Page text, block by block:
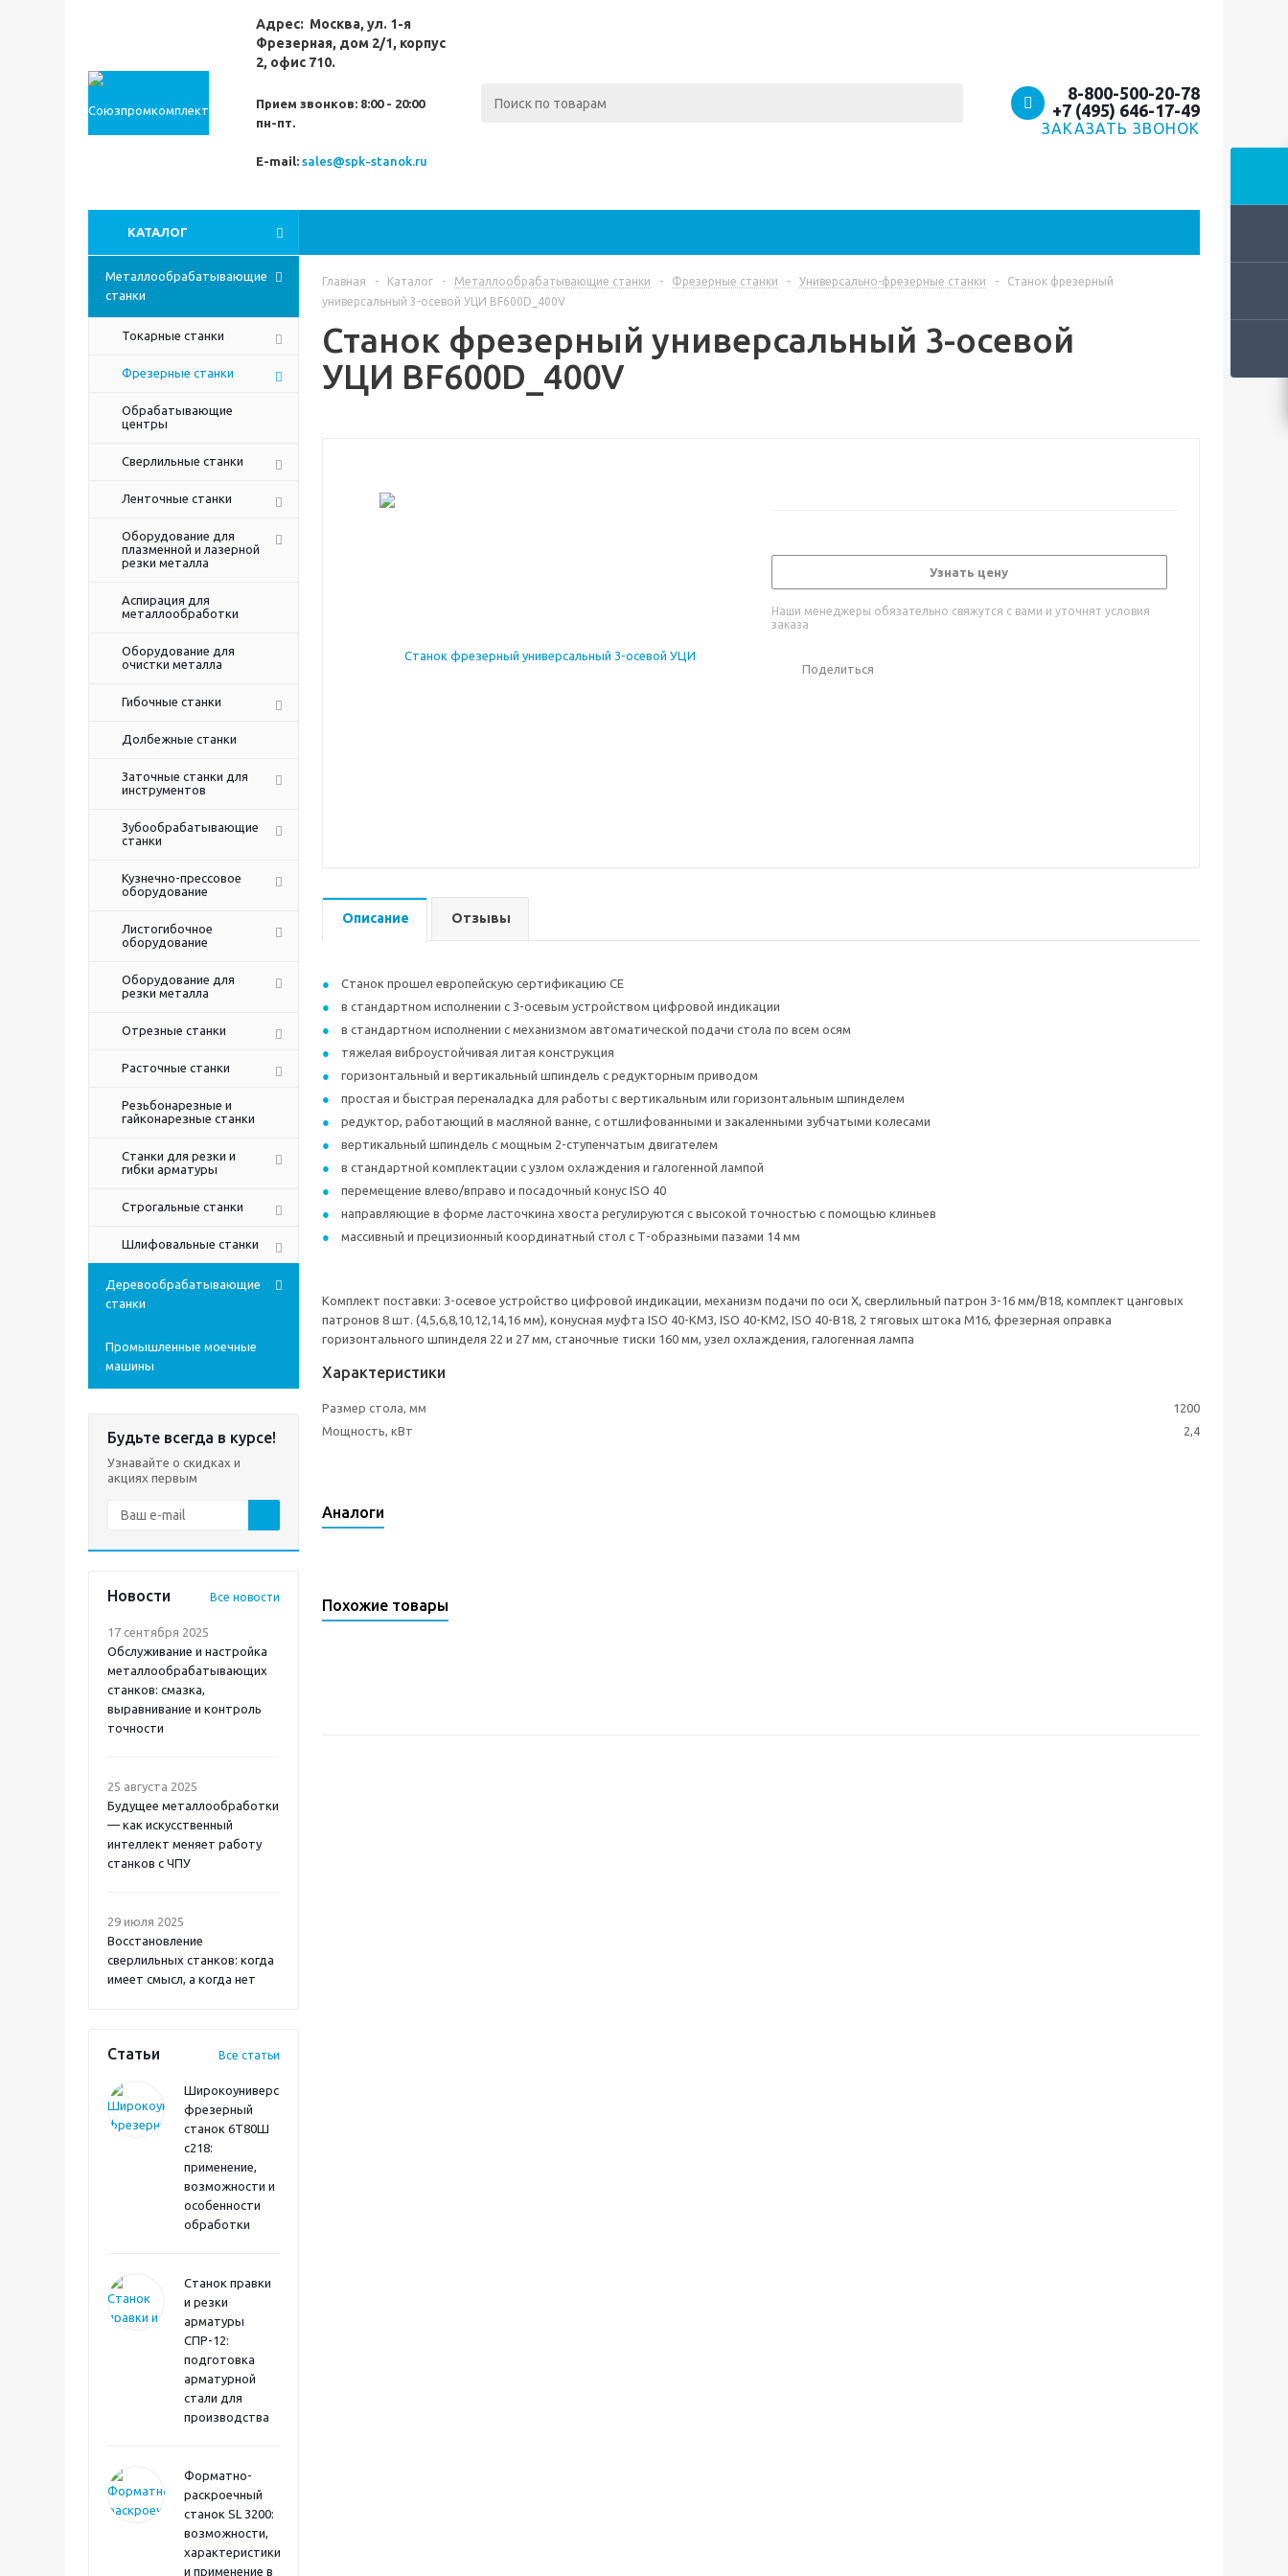
Адрес: Москва, ул. 1-я
Фрезерная, дом 2/1, корпус
2, офис 710.
Прием звонков: 8:00 - 20:00
пн-пт.
E-mail: sales@spk-stanok.ru
8-800-500-20-78
+7 (495) 646-17-49
ЗАКАЗАТЬ ЗВОНОК
КАТАЛОГ
Металлообрабатывающие
станки
Токарные станки
Фрезерные станки
Обрабатывающие
центры
Сверлильные станки
Ленточные станки
Оборудование для
плазменной и лазерной
резки металла
Аспирация для
металлообработки
Оборудование для
очистки металла
Гибочные станки
Долбежные станки
Заточные станки для
инструментов
Зубообрабатывающие
станки
Кузнечно-прессовое
оборудование
Листогибочное
оборудование
Оборудование для
резки металла
Отрезные станки
Расточные станки
Резьбонарезные и
гайконарезные станки
Станки для резки и
гибки арматуры
Строгальные станки
Шлифовальные станки
Деревообрабатывающие
станки
Промышленные моечные
машины
Будьте всегда в курсе!
Узнавайте о скидках и
акциях первым
Новости Все новости
17 сентября 2025
Обслуживание и настройка
металлообрабатывающих
станков: смазка,
выравнивание и контроль
точности
25 августа 2025
Будущее металлообработки
— как искусственный
интеллект меняет работу
станков с ЧПУ
29 июля 2025
Восстановление
сверлильных станков: когда
имеет смысл, а когда нет
Статьи Все статьи
Широкоуниверсальный
фрезерный
станок 6Т80Ш
с218:
применение,
возможности и
особенности
обработки
Станок правки
и резки
арматуры
СПР-12:
подготовка
арматурной
стали для
производства
Форматно-
раскроечный
станок SL 3200:
возможности,
характеристики
и применение в
Главная - Каталог - Металлообрабатывающие станки - Фрезерные станки - Универсально-фрезерные станки -
Станок фрезерный
универсальный 3-осевой УЦИ BF600D_400V
Станок фрезерный универсальный 3-осевой
УЦИ BF600D_400V
Узнать цену
Наши менеджеры обязательно свяжутся с вами и уточнят условия
заказа
Поделиться
Описание Отзывы
Станок прошел европейскую сертификацию СЕ
в стандартном исполнении с 3-осевым устройством цифровой индикации
в стандартном исполнении с механизмом автоматической подачи стола по всем осям
тяжелая виброустойчивая литая конструкция
горизонтальный и вертикальный шпиндель с редукторным приводом
простая и быстрая переналадка для работы с вертикальным или горизонтальным шпинделем
редуктор, работающий в масляной ванне, с отшлифованными и закаленными зубчатыми колесами
вертикальный шпиндель с мощным 2-ступенчатым двигателем
в стандартной комплектации с узлом охлаждения и галогенной лампой
перемещение влево/вправо и посадочный конус ISO 40
направляющие в форме ласточкина хвоста регулируются с высокой точностью с помощью клиньев
массивный и прецизионный координатный стол с Т-образными пазами 14 мм
Комплект поставки: 3-осевое устройство цифровой индикации, механизм подачи по оси X, сверлильный патрон 3-16 мм/B18, комплект цанговых
патронов 8 шт. (4,5,6,8,10,12,14,16 мм), конусная муфта ISO 40-КМ3, ISO 40-КМ2, ISO 40-B18, 2 тяговых штока M16, фрезерная оправка
горизонтального шпинделя 22 и 27 мм, станочные тиски 160 мм, узел охлаждения, галогенная лампа
Характеристики
Размер стола, мм
1200
Мощность, кВт
2,4
Аналоги
Похожие товары